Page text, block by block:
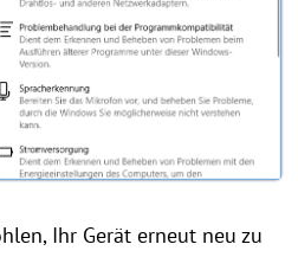
Ihr Gerät erneut neu zu